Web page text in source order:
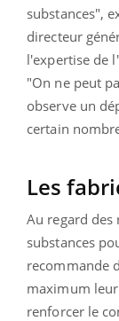
substances",
directeur
l'expertise de
"On ne peut
observe un
certain
Les
Au regard des
substances
recommande
maximum
renforcer le